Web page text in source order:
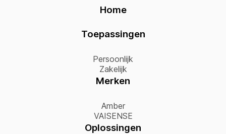
Home
Toepassingen
Persoonlijk
Zakelijk
Merken
Amber
VAISENSE
Oplossingen